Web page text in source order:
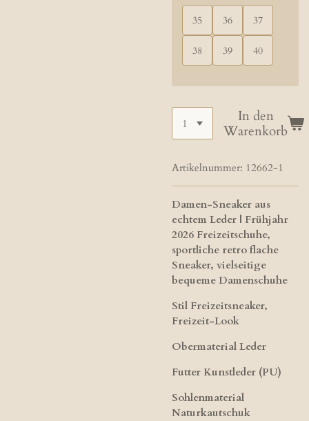
35 36 37
38 39 40
In den
Warenkorb
Artikelnummer: 12662-1
Damen-Sneaker aus
echtem Leder | Frühjahr
2026 Freizeitschuhe,
sportliche retro flache
Sneaker, vielseitige
bequeme Damenschuhe
Stil Freizeitsneaker,
Freizeit-Look
Obermaterial Leder
Futter​ Kunstleder (PU)
Sohlenmaterial
Naturkautschuk